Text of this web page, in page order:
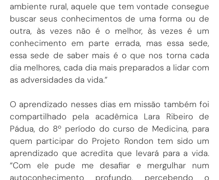
ambiente rural, aquele que tem vontade consegue
buscar seus conhecimentos de uma forma ou de
outra, às vezes não é o melhor, às vezes é um
conhecimento em parte errada, mas essa sede,
essa sede de saber mais é o que nos torna cada
dia melhores, cada dia mais preparados a lidar com
as adversidades da vida.”
O aprendizado nesses dias em missão também foi
compartilhado pela acadêmica Lara Ribeiro de
Pádua, do 8º período do curso de Medicina, para
quem participar do Projeto Rondon tem sido um
aprendizado que acredita que levará para a vida.
“Com ele pude me desafiar e mergulhar num
autoconhecimento profundo, percebendo o